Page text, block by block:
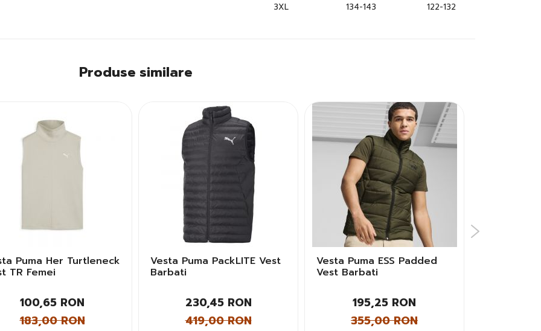
3XL
134-143 122-132
Produse similare
Puma Her Turtleneck
TR Femei
100,65 RON
183,00 RON
Vesta Puma PackLITE Vest
Barbati
230,45 RON
419,00 RON
Vesta Puma ESS Padded
Vest Barbati
195,25 RON
355,00 RON